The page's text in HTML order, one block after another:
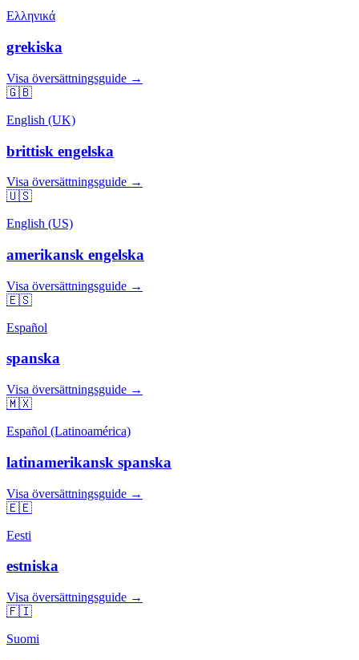
Ελληνικά
grekiska
Visa översättningsguide →
🇬🇧
English (UK)
brittisk engelska
Visa översättningsguide →
🇺🇸
English (US)
amerikansk engelska
Visa översättningsguide →
🇪🇸
Español
spanska
Visa översättningsguide →
🇲🇽
Español (Latinoamérica)
latinamerikansk spanska
Visa översättningsguide →
🇪🇪
Eesti
estniska
Visa översättningsguide →
🇫🇮
Suomi